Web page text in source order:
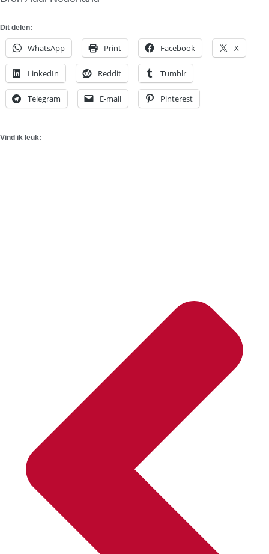
Dit delen:
WhatsApp Print Facebook X
LinkedIn Reddit Tumblr
Telegram E-mail Pinterest
Vind ik leuk: